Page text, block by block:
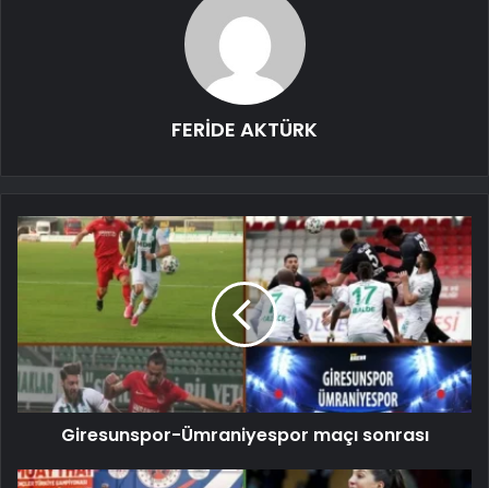
FERİDE AKTÜRK
Giresunspor-Ümraniyespor maçı sonrası